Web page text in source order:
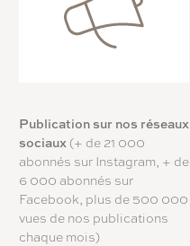
Publication sur nos réseaux
sociaux (+ de 21 000
abonnés sur Instagram, + de
6 000 abonnés sur
Facebook, plus de 500 000
vues de nos publications
chaque mois)